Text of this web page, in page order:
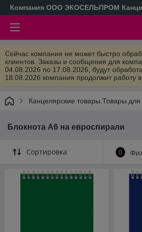
Компания ООО ЭКОСЕЛЬПРОМ
Сейчас компания не может быстро
клиентов. Заказы и сообщения для
04.08.2026 по 17.08.2026, будут
18.08.2026 компания продолжит работу
Канцелярские товары.Товары
Блокнота А6 на евроспирали
Сортировка 0